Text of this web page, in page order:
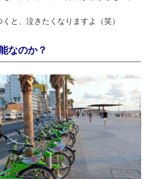
と、泣きたくなりますよ（笑）
なのか？